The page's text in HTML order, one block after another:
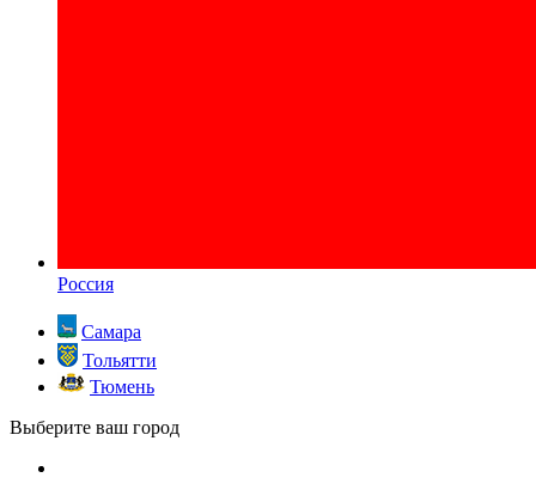
Россия
Самара
Тольятти
Тюмень
Выберите ваш город